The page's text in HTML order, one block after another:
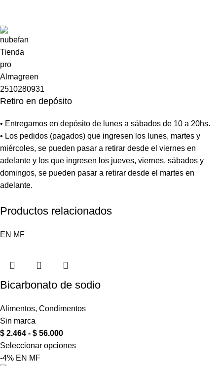
Retiro en depósito
• Entregamos en depósito de lunes a sábados de 10 a 20hs.
• Los pedidos (pagados) que ingresen los lunes, martes y
miércoles, se pueden pasar a retirar desde el viernes en
adelante y los que ingresen los jueves, viernes, sábados y
domingos, se pueden pasar a retirar desde el martes en
adelante.
Productos relacionados
EN MF
Bicarbonato de sodio
Alimentos, Condimentos
Sin marca
$ 2.464 - $ 56.000
Seleccionar opciones
-4% EN MF